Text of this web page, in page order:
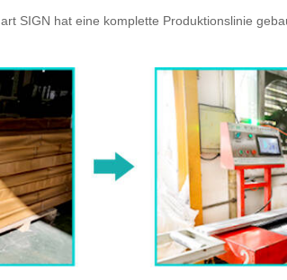
art SIGN hat eine komplette Produktionslinie